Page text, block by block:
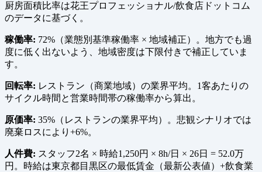
厨房面積比率は花王プロフェッショナル/飲食店ドットコム
のデータに基づく。
稼働率: 72%（業態別基準稼働率 × 地域補正）。地方でも過
度に低く出ないよう、地域密度は下限付きで補正していま
す。
回転率: レストラン（商業地域）の業界平均。1客あたりの
サイクル時間と営業時間帯の稼働率から算出。
原価率: 35%（レストランの業界平均）。悲観シナリオでは
廃棄ロスにより+6%。
人件費: スタッフ2名 × 時給1,250円 × 8h/日 × 26日 = 52.0万
円。時給は東京都目黒区の最低賃金（最新公表値）+飲食業